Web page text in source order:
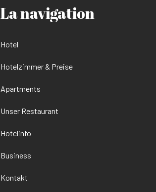
La navigation
Hotel
Hotelzimmer & Preise
Apartments
Unser Restaurant
Hotelinfo
Business
Kontakt